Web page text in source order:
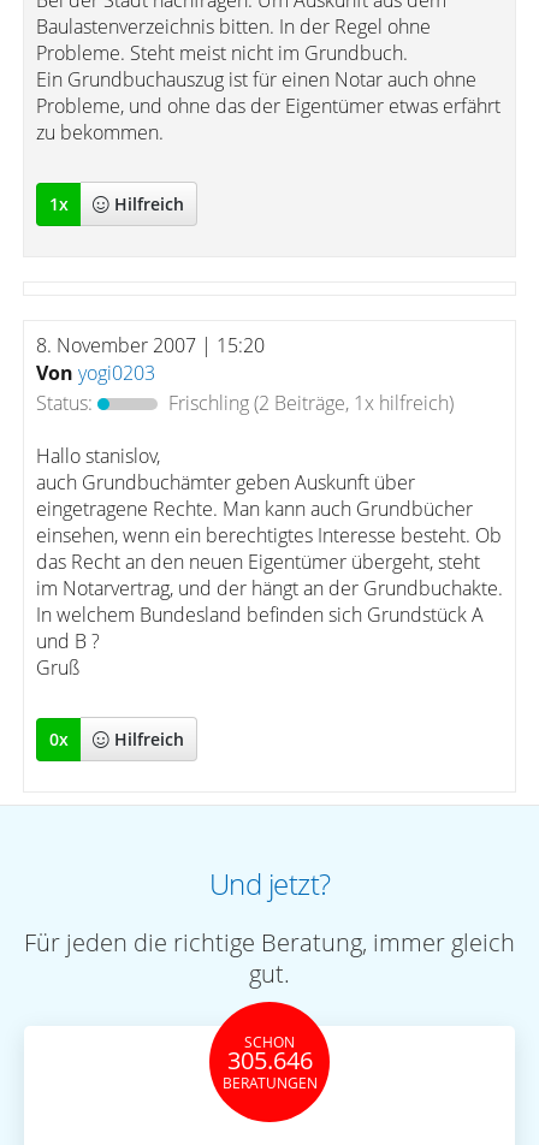
Baulastenverzeichnis bitten. In der Regel ohne
Probleme. Steht meist nicht im Grundbuch.
Ein Grundbuchauszug ist für einen Notar auch ohne
Probleme, und ohne das der Eigentümer etwas erfährt
zu bekommen.
1x Hilfreich
8. November 2007 | 15:20
Von yogi0203
Status:
Frischling(2 Beiträge, 1x hilfreich)
Hallo stanislov,
auch Grundbuchämter geben Auskunft über
eingetragene Rechte. Man kann auch Grundbücher
einsehen, wenn ein berechtigtes Interesse besteht. Ob
das Recht an den neuen Eigentümer übergeht, steht
im Notarvertrag, und der hängt an der Grundbuchakte.
In welchem Bundesland befinden sich Grundstück A
und B ?
Gruß
0x Hilfreich
Und jetzt?
Für jeden die richtige Beratung, immer gleich
gut.
SCHON
305.646
BERATUNGEN